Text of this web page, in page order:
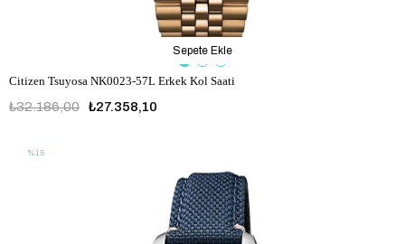
Citizen Tsuyosa NK0023-57L Erkek Kol Saati
₺27.358,10
₺32.186,00
Sepete Ekle
%15